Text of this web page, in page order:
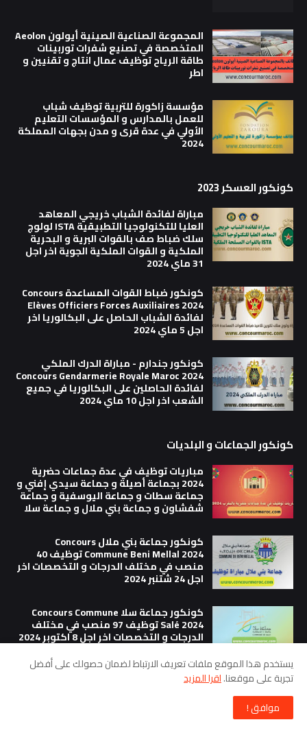
المجموعة الصناعية الصينية أيولون Aeolon
المتخصصة في تصنيع شفرات توربينات
طاقة الرياح توظيف عمال انتاج و تقنيين و
اطر
مؤسسة زاكورة للتربية توظيف شباب
للعمل بالمدارس و المؤسسات التعليم
الأولي في عدة قرى و مدن بجهات المملكة
2024
كونكور العسكر 2023
مباراة لفائدة الشباب خريجي المعاهد
العليا للتكنولوجيا التطبيقية ISTA لولوج
سلك ضباط صف بالقوات البرية و البحرية
الملكية و القوات الملكية الجوية اخر اجل
31 ماي 2024
كونكور ضباط القوات المساعدة Concours
Elèves Officiers Forces Auxiliaires 2024
لفائدة الشباب الحاصل على البكالوريا اخر
اجل 5 ماي 2024
كونكور جندارم - مباراة الدرك الملكي
Concours Gendarmerie Royale Maroc 2024
لفائدة الحاصلين على البكالوريا في جميع
الشعب اخر اجل 10 ماي 2024
كونكور الجماعات و البلديات
مباريات توظيف في عدة جماعات حضرية
2024 بجماعة أصيلة و جماعة سيدي إفني و
جماعة سطات و جماعة اليوسفية و جماعة
شفشاون و جماعة بني ملال و جماعة سلا
كونكور جماعة بني ملال Concours
Commune Beni Mellal 2024 توظيف 40
منصب في مختلف الدرجات و التخصصات اخر
اجل 24 شتنبر 2024
كونكور جماعة سلا Concours Commune
Salé 2024 توظيف 97 منصب في مختلف
الدرجات و التخصصات اخر اجل 8 اكتوبر 2024
يستخدم هذا الموقع ملفات تعريف الارتباط لضمان حصولك على أفضل
تجربة على موقعنا.اقرا المزيد
موافق !